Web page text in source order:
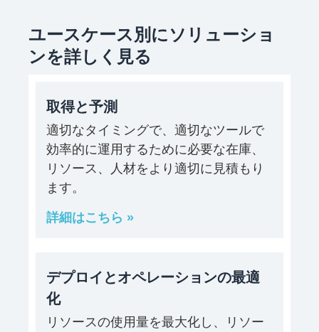
ユースケース別にソリューショ
ンを詳しく見る
取得と予測
適切なタイミングで、適切なツールで
効率的に運用するために必要な在庫、
リソース、人材をより適切に見積もり
ます。
詳細はこちら »
デプロイとオペレーションの最適
化
リソースの使用量を最大化し、リソー